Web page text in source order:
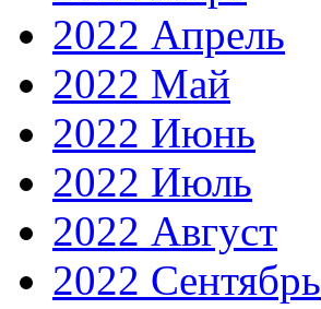
2022 Апрель
2022 Май
2022 Июнь
2022 Июль
2022 Август
2022 Сентябрь